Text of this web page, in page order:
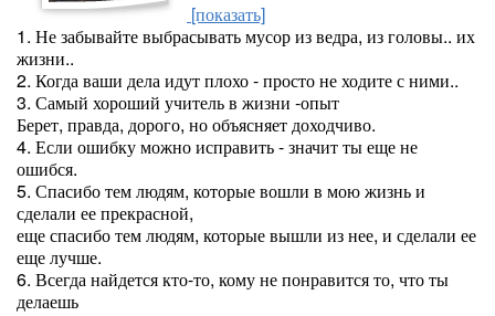
[показать]
1. Не забывайте выбрасывать мусор из ведра, из головы.. их
жизни..
2. Когда ваши дела идут плохо - просто не ходите с ними..
3. Самый хороший учитель в жизни -опыт
Берет, правда, дорого, но объясняет доходчиво.
4. Если ошибку можно исправить - значит ты еще не
ошибся.
5. Спасибо тем людям, которые вошли в мою жизнь и
сделали ее прекрасной,
еще спасибо тем людям, которые вышли из нее, и сделали ее
еще лучше.
6. Всегда найдется кто-то, кому не понравится то, что ты
делаешь